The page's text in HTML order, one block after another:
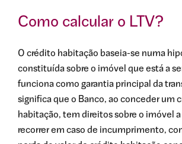
Como calcular o LTV?
O crédito habitação baseia-se numa
constituída sobre o imóvel que está a
funciona como garantia principal da
significa que o Banco, ao conceder um
habitação, tem direitos sobre o imóvel
recorrer em caso de incumprimento,